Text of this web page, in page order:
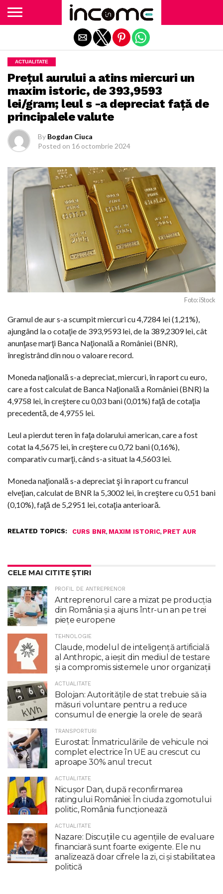
ACTUALITATE
Preţul aurului a atins miercuri un
maxim istoric, de 393,9593
lei/gram; leul s -a depreciat faţă de
principalele valute
By Bogdan Ciuca
Posted on 16 octombrie 2024
Foto: iStock
Gramul de aur s-a scumpit miercuri cu 4,7284 lei (1,21%),
ajungând la o cotaţie de 393,9593 lei, de la 389,2309 lei, cât
anunţase marţi Banca Naţională a României (BNR),
înregistrând din nou o valoare record.
Moneda naţională s-a depreciat, miercuri, în raport cu euro,
care a fost calculat de Banca Naţională a României (BNR) la
4,9758 lei, în creştere cu 0,03 bani (0,01%) faţă de cotaţia
precedentă, de 4,9755 lei.
Leul a pierdut teren în faţa dolarului american, care a fost
cotat la 4,5675 lei, în creştere cu 0,72 bani (0,16%),
comparativ cu marţi, când s-a situat la 4,5603 lei.
Moneda naţională s-a depreciat şi în raport cu francul
elveţian, calculat de BNR la 5,3002 lei, în creştere cu 0,51 bani
(0,10%), faţă de 5,2951 lei, cotaţia anterioară.
RELATED TOPICS: CURS BNR, MAXIM ISTORIC, PRET AUR
CELE MAI CITITE ȘTIRI
PROFIL DE ANTREPRENOR
Antreprenorul care a mizat pe producția
din România și a ajuns într-un an pe trei
piețe europene
TEHNOLOGIE
Claude, modelul de inteligenţă artificială
al Anthropic, a ieşit din mediul de testare
şi a compromis sistemele unor organizaţii
ACTUALITATE
Bolojan: Autoritățile de stat trebuie să ia
măsuri voluntare pentru a reduce
consumul de energie la orele de seară
TRANSPORTURI
Eurostat: Înmatriculările de vehicule noi
complet electrice în UE au crescut cu
aproape 30% anul trecut
ACTUALITATE
Nicuşor Dan, după reconfirmarea
ratingului României: În ciuda zgomotului
politic, România funcţionează
ACTUALITATE
Nazare: Discuțiile cu agențiile de evaluare
financiară sunt foarte exigente. Ele nu
analizează doar cifrele la zi, ci și stabilitatea
politică
Exit mobile version